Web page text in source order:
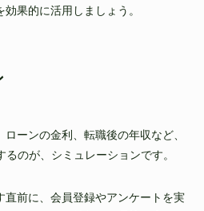
果的に活用しましょう。
ーンの金利、転職後の年収など、
のが、シミュレーションです。
直前に、会員登録やアンケートを実